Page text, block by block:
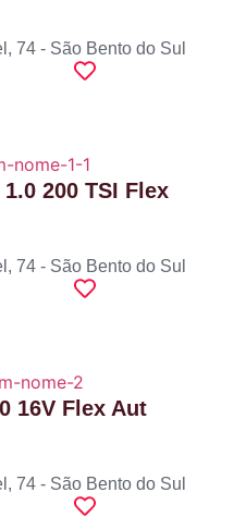
74 - São Bento do Sul
200 TSI Flex
74 - São Bento do Sul
16V Flex Aut
74 - São Bento do Sul